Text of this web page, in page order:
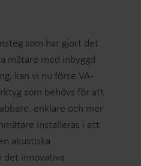
som har gjort det
mätare med inbyggd
kan vi nu förse VA-
som behövs för att
enklare och mer
installeras i ett
akustiska
det innovativa